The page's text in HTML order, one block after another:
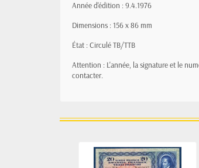
Année d'édition : 9.4.1976
Dimensions : 156 x 86 mm
État : Circulé TB/TTB
Attention : L'année, la signature et le
contacter.